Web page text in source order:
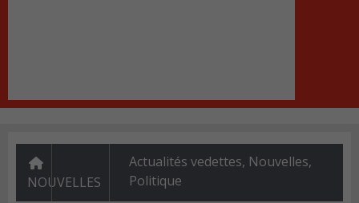
NOUVELLES
Actualités vedettes, Nouvelles,
Politique